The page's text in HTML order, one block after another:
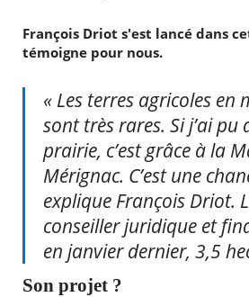
RECHERCHER ...
François Driot s'est lancé dans
témoigne pour nous.
« Les terres agricoles en
sont très rares. Si j’ai pu
prairie, c’est grâce à la
Mérignac. C’est une
explique François Driot.
conseiller juridique et
en janvier dernier, 3,5
Son projet ?